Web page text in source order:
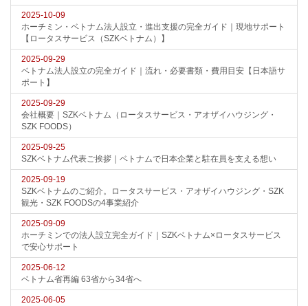
2025-10-09
ホーチミン・ベトナム法人設立・進出支援の完全ガイド｜現地サポート
【ロータスサービス（SZKベトナム）】
2025-09-29
ベトナム法人設立の完全ガイド｜流れ・必要書類・費用目安【日本語サ
ポート】
2025-09-29
会社概要｜SZKベトナム（ロータスサービス・アオザイハウジング・
SZK FOODS）
2025-09-25
SZKベトナム代表ご挨拶｜ベトナムで日本企業と駐在員を支える想い
2025-09-19
SZKベトナムのご紹介。ロータスサービス・アオザイハウジング・SZK
観光・SZK FOODSの4事業紹介
2025-09-09
ホーチミンでの法人設立完全ガイド｜SZKベトナム×ロータスサービス
で安心サポート
2025-06-12
ベトナム省再編 63省から34省へ
2025-06-05